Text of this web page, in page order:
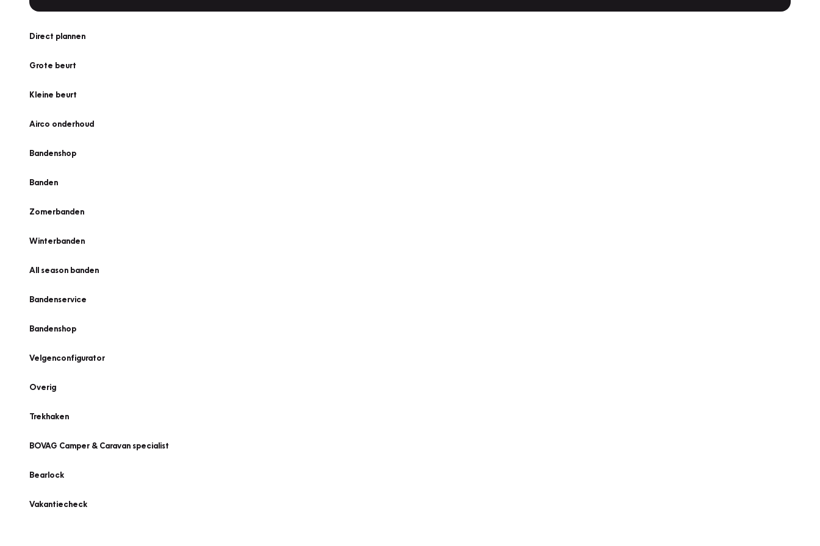
Direct plannen
Grote beurt
Kleine beurt
Airco onderhoud
Bandenshop
Banden
Zomerbanden
Winterbanden
All season banden
Bandenservice
Bandenshop
Velgenconfigurator
Overig
Trekhaken
BOVAG Camper & Caravan specialist
Bearlock
Vakantiecheck